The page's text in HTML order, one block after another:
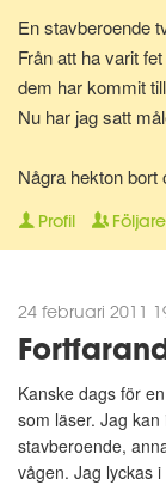
En stavberoende
Från att ha varit
dem har kommit
Nu har jag satt
Några hekton bort
Profil Följare
24 februari 2011
Kanske dags för
som läser. Jag
stavberoende,
vågen. Jag lyckas